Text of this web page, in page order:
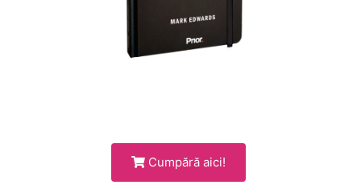
Cumpără aici!